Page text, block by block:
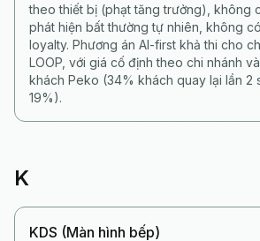
theo thiết bị (phạt tăng trưởng), không
phát hiện bất thường tự nhiên, không
loyalty. Phương án AI-first khả thi cho
LOOP, với giá cố định theo chi nhánh
khách Peko (34% khách quay lại lần 2
19%).
K
KDS (Màn hình bếp)